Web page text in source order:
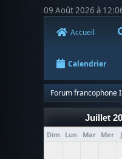
09 Août 2026 à
Accueil
Calendrier
Forum francophone
Juillet
Dim Lun Mar Mer